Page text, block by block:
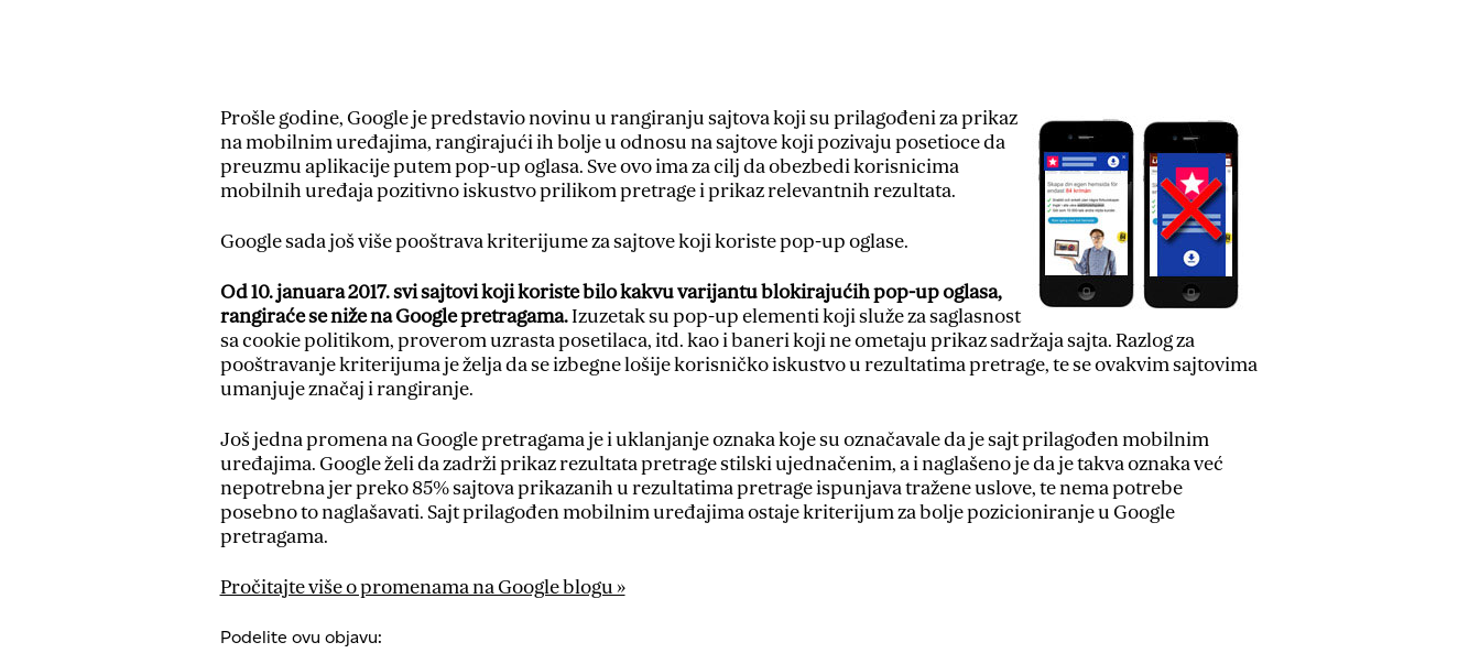
Prošle godine, Google je predstavio novinu u rangiranju sajtova koji su prilagođeni za prikaz
na mobilnim uređajima, rangirajući ih bolje u odnosu na sajtove koji pozivaju posetioce da
preuzmu aplikacije putem pop-up oglasa. Sve ovo ima za cilj da obezbedi korisnicima
mobilnih uređaja pozitivno iskustvo prilikom pretrage i prikaz relevantnih rezultata.
Google sada još više pooštrava kriterijume za sajtove koji koriste pop-up oglase.
Od 10. januara 2017. svi sajtovi koji koriste bilo kakvu varijantu blokirajućih pop-up oglasa,
rangiraće se niže na Google pretragama.Izuzetak su pop-up elementi koji služe za saglasnost
sa cookie politikom, proverom uzrasta posetilaca, itd. kao i baneri koji ne ometaju prikaz sadržaja sajta. Razlog za
pooštravanje kriterijuma je želja da se izbegne lošije korisničko iskustvo u rezultatima pretrage, te se ovakvim sajtovima
umanjuje značaj i rangiranje.
Još jedna promena na Google pretragama je i uklanjanje oznaka koje su označavale da je sajt prilagođen mobilnim
uređajima. Google želi da zadrži prikaz rezultata pretrage stilski ujednačenim, a i naglašeno je da je takva oznaka već
nepotrebna jer preko 85% sajtova prikazanih u rezultatima pretrage ispunjava tražene uslove, te nema potrebe
posebno to naglašavati. Sajt prilagođen mobilnim uređajima ostaje kriterijum za bolje pozicioniranje u Google
pretragama.
Pročitajte više o promenama na Google blogu »
Podelite ovu objavu: